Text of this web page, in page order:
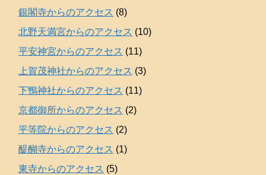
銀閣寺からのアクセス (8)
北野天満宮からのアクセス (10)
平安神宮からのアクセス (11)
上賀茂神社からのアクセス (3)
下鴨神社からのアクセス (11)
京都御所からのアクセス (2)
平等院からのアクセス (2)
醍醐寺からのアクセス (1)
東寺からのアクセス (5)